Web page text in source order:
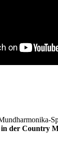
der Country